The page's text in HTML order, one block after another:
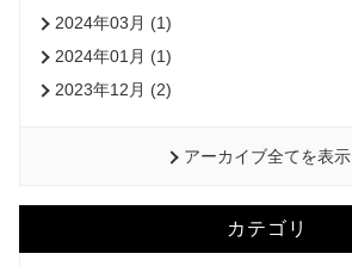
2024年03月 (1)
2024年01月 (1)
2023年12月 (2)
アーカイブ全てを表示
カテゴリ